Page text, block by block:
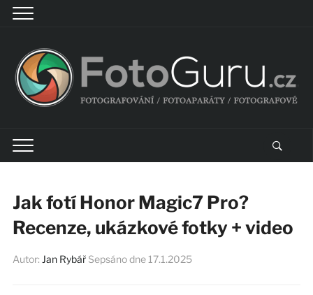
Jak fotí Honor Magic7 Pro?
Recenze, ukázkové fotky + video
Autor: Jan Rybář Sepsáno dne 17.1.2025